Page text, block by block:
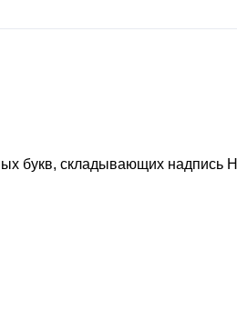
букв, складывающих надпись